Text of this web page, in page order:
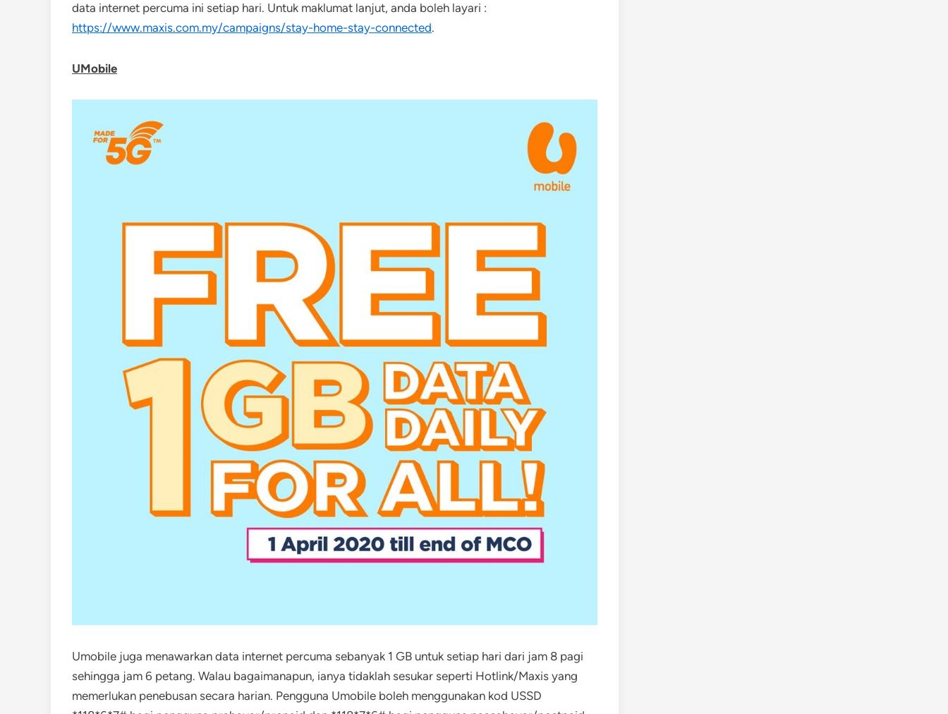
data internet percuma ini setiap hari. Untuk maklumat lanjut, anda boleh layari :
https://www.maxis.com.my/campaigns/stay-home-stay-connected.
UMobile
Umobile juga menawarkan data internet percuma sebanyak 1 GB untuk setiap hari dari jam 8 pagi
sehingga jam 6 petang. Walau bagaimanapun, ianya tidaklah sesukar seperti Hotlink/Maxis yang
memerlukan penebusan secara harian. Pengguna Umobile boleh menggunakan kod USSD